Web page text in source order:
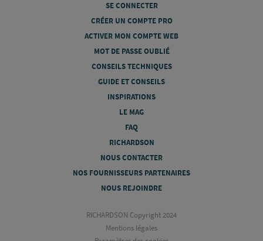
SE CONNECTER
CRÉER UN COMPTE PRO
ACTIVER MON COMPTE WEB
MOT DE PASSE OUBLIÉ
CONSEILS TECHNIQUES
GUIDE ET CONSEILS
INSPIRATIONS
LE MAG
FAQ
RICHARDSON
NOUS CONTACTER
NOS FOURNISSEURS PARTENAIRES
NOUS REJOINDRE
RICHARDSON Copyright 2024
Mentions légales